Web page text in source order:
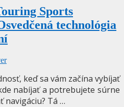
Sports
technológia
keď sa vám začína vybíjať
nabíjať a potrebujete súrne
navigáciu? Tá …